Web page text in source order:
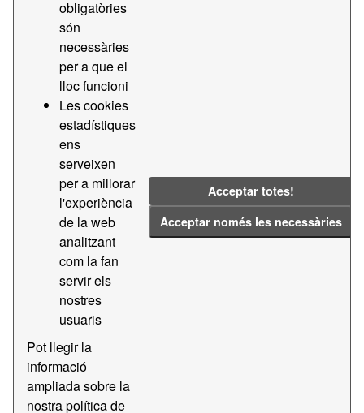
obligatòries
són
necessàries
per a que el
lloc funcioni
Les cookies
estadístiques
ens
serveixen
per a millorar
l'experiència
de la web
analitzant
com la fan
servir els
nostres
usuaris
Pot llegir la
informació
ampliada sobre la
nostra política de
Acceptar totes!
Acceptar només les necessàries
2 conjunts de dades trobats
Grups: Transparencia i Licitacions APB
2019
2018
Filtrar resultats
Transparencia - Contractes menors
Dades de transparencia - Contractes menors
PDF
Transparencia - Contractes majors
Dades de transparencia - Contractes majors